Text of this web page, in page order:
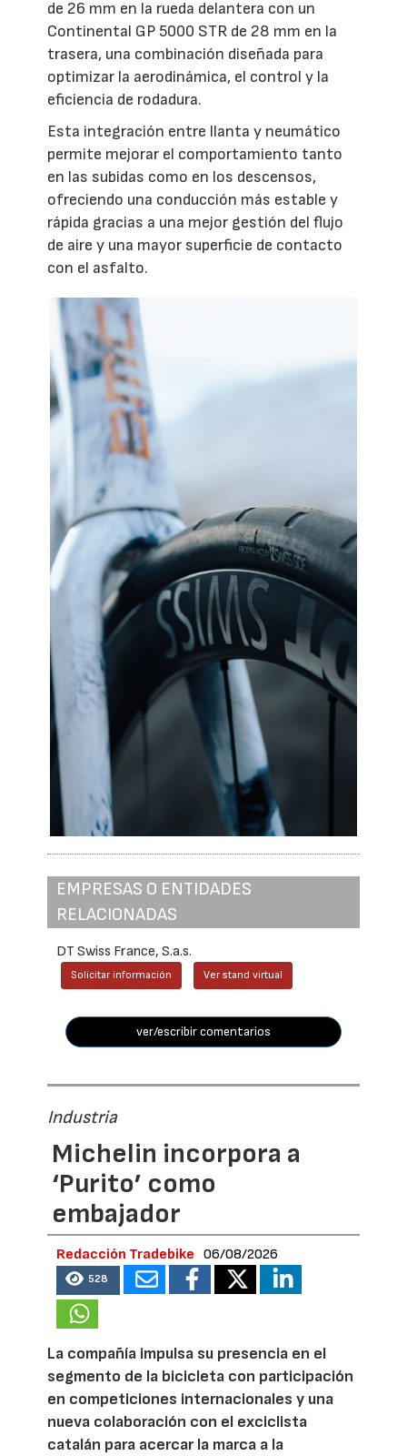
de 26 mm en la rueda delantera con un
Continental GP 5000 STR de 28 mm en la
trasera, una combinación diseñada para
optimizar la aerodinámica, el control y la
eficiencia de rodadura.
Esta integración entre llanta y neumático
permite mejorar el comportamiento tanto
en las subidas como en los descensos,
ofreciendo una conducción más estable y
rápida gracias a una mejor gestión del flujo
de aire y una mayor superficie de contacto
con el asfalto.
EMPRESAS O ENTIDADES
RELACIONADAS
DT Swiss France, S.a.s.
Solicitar información Ver stand virtual
ver/escribir comentarios
Industria
Michelin incorpora a
‘Purito’ como
embajador
Redacción Tradebike 06/08/2026
528
La compañía impulsa su presencia en el
segmento de la bicicleta con participación
en competiciones internacionales y una
nueva colaboración con el exciclista
catalán para acercar la marca a la